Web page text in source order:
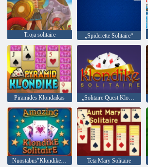
Troja solitaire „Spiderette Solitaire“
Piramidės Klondaikas „Solitaire Quest Klondike“
Nuostabus"Klondike Solitaire" Teta Mary Solitaire